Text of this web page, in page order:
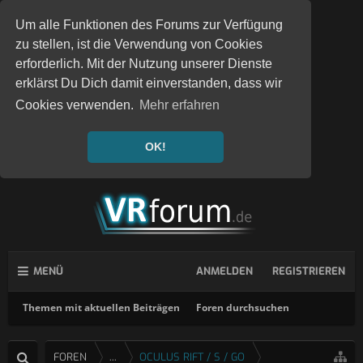
Um alle Funktionen des Forums zur Verfügung
zu stellen, ist die Verwendung von Cookies
erforderlich. Mit der Nutzung unserer Dienste
erklärst Du Dich damit einverstanden, dass wir
Cookies verwenden. Mehr erfahren
OK!
MENÜ
Themen mit aktuellen Beiträgen Foren durchsuchen
ANMELDEN REGISTRIEREN
FOREN ... OCULUS RIFT / S / GO